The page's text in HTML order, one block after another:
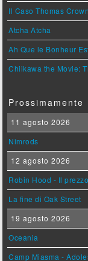
Il Caso Thomas Crown
Atcha Atcha
Ah Que le Bonheur
Chiikawa the Movie:
Prossimamente
11 agosto 2026
Nimrods
12 agosto 2026
Robin Hood - Il
La fine di Oak Street
19 agosto 2026
Oceania
Camp Miasma -